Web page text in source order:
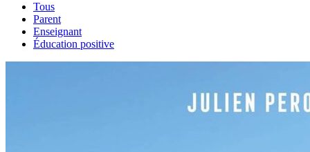
Tous
Parent
Enseignant
Éducation positive